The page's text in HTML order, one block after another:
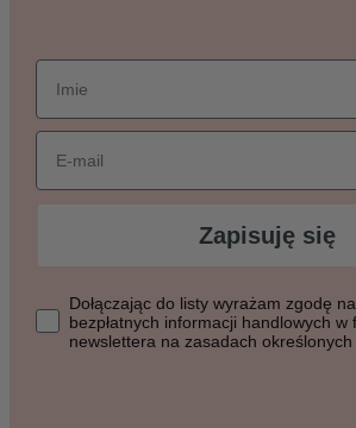
imie
Email
Zapisuję się
Dołączając do listy wyrażasz zgodę
Dołączając do listy wyrażam zgodę
bezpłatnych informacji handlowych w
newslettera na zasadach